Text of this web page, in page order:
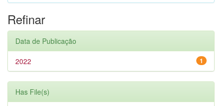
Refinar
Data de Publicação
1
2022
Has File(s)